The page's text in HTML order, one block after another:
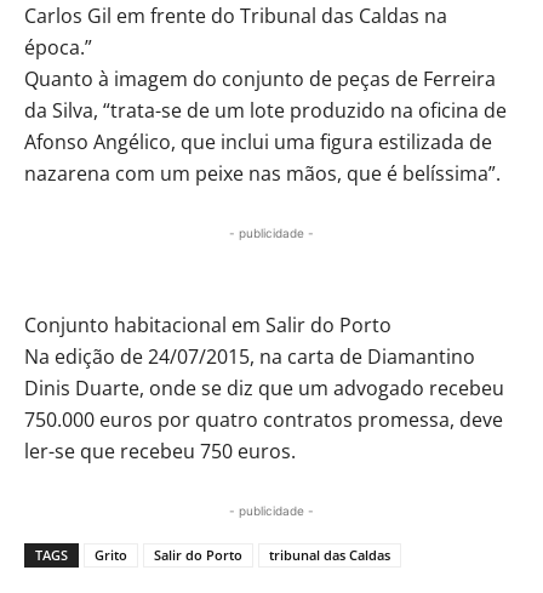
Carlos Gil em frente do Tribunal das Caldas na
época.”
Quanto à imagem do conjunto de peças de Ferreira
da Silva, “trata-se de um lote produzido na oficina de
Afonso Angélico, que inclui uma figura estilizada de
nazarena com um peixe nas mãos, que é belíssima”.
- publicidade -
Conjunto habitacional em Salir do Porto
Na edição de 24/07/2015, na carta de Diamantino
Dinis Duarte, onde se diz que um advogado recebeu
750.000 euros por quatro contratos promessa, deve
ler-se que recebeu 750 euros.
- publicidade -
TAGS Grito Salir do Porto tribunal das Caldas